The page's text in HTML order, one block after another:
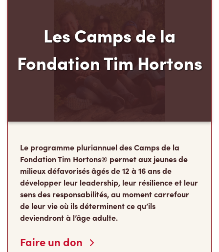
Les Camps de la
Fondation Tim Hortons
Le programme pluriannuel des Camps de la
Fondation Tim Hortons® permet aux jeunes de
milieux défavorisés âgés de 12 à 16 ans de
développer leur leadership, leur résilience et leur
sens des responsabilités, au moment carrefour
de leur vie où ils déterminent ce qu’ils
deviendront à l’âge adulte.
Faire un don